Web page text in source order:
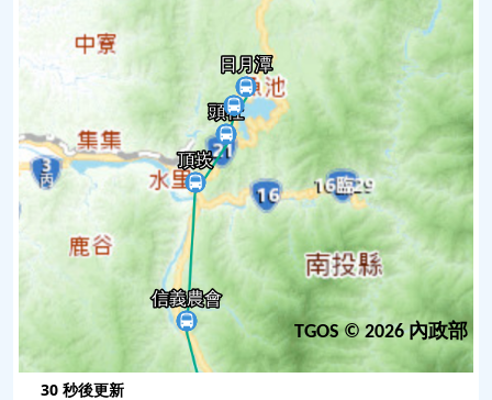
TGOS © 2026 內政部
30 秒後更新